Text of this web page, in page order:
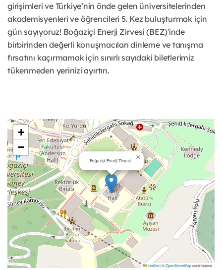
girişimleri ve Türkiye’nin önde gelen üniversitelerinden
akademisyenleri ve öğrencileri 5. Kez buluşturmak için
gün sayıyoruz! Boğaziçi Enerji Zirvesi (BEZ)'inde
birbirinden değerli konuşmacıları dinleme ve tanışma
fırsatını kaçırmamak için sınırlı sayıdaki biletlerimiz
tükenmeden yerinizi ayırtın.
Boğaziçi Enerji Zirvesi ×
+
−
Leaflet|©OpenStreetMapcontributors